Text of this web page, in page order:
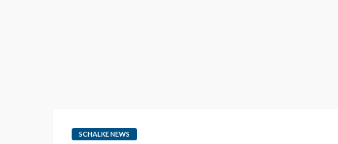
SCHALKE NEWS